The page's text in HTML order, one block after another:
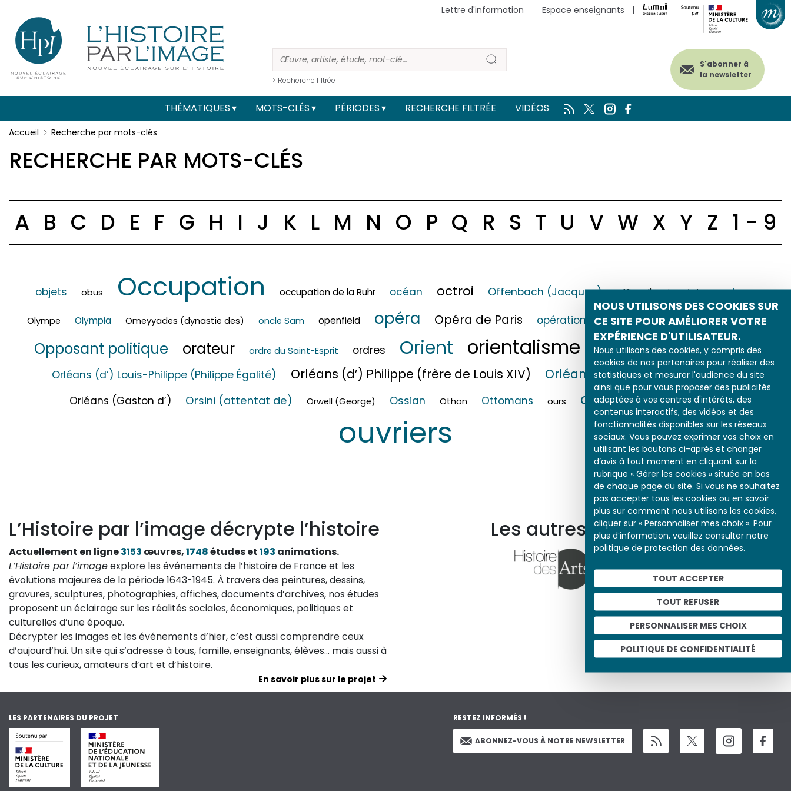
NOUS UTILISONS DES COOKIES SUR
CE SITE POUR AMÉLIORER VOTRE
EXPÉRIENCE D'UTILISATEUR.
Nous utilisons des cookies, y compris des
cookies de nos partenaires pour réaliser des
statistiques et mesurer l'audience du site
ainsi que pour vous proposer des publicités
adaptées à vos centres d'intérêts, des
contenus interactifs, des vidéos et des
fonctionnalités disponibles sur les réseaux
sociaux. Vous pouvez exprimer vos choix en
utilisant les boutons ci-après et changer
d’avis à tout moment en cliquant sur la
rubrique « Gérer les cookies » située en bas
de chaque page du site. Si vous ne souhaitez
pas accepter tous les cookies ou en savoir
plus sur comment nous utilisons les cookies,
cliquer sur « Personnaliser mes choix ». Pour
plus d’information, veuillez consulter notre
politique de protection des données.
TOUT ACCEPTER
TOUT REFUSER
PERSONNALISER MES CHOIX
POLITIQUE DE CONFIDENTIALITÉ
> Recherche filtrée
Menu
secondaire
(header)
Lettre d'information Espace enseignants
S'abonner à
la newsletter
Main
navigation
THÉMATIQUES MOTS-CLÉS PÉRIODES RECHERCHE FILTRÉE VIDÉOS
Accueil Recherche par mots-clés
RECHERCHE PAR MOTS-CLÉS
A B C D E F G H I J K L M N O P Q R S T U V W X Y Z 1 - 9
objets obus Occupation occupation de la Ruhr océan octroi Offenbach (Jacques) office d'Ancien régime oiseau
Olympe Olympia Omeyyades (dynastie des) oncle Sam openfield opéra Opéra de Paris opération 'Dynamo'
opinion publique
Opposant politique
orateur ordre du Saint-Esprit ordres Orient orientalisme Orléans Orléans (d’)
Orléans (d’) Louis-Philippe (Philippe Égalité) Orléans (d’) Philippe (frère de Louis XIV) Orléans (d’) Philippe (le Régent)
Orléans (Gaston d’) Orsini (attentat de) Orwell (George) Ossian Othon Ottomans ours outre-mer ouvrier
ouvriers
L’Histoire par l’image décrypte l’histoire
Actuellement en ligne3153 œuvres,1748études et193 animations.
L’Histoire par l’imageexplore les événements de l’histoire de France et les
évolutions majeures de la période 1643-1945. À travers des peintures, dessins,
gravures, sculptures, photographies, affiches, documents d’archives, nos études
proposent un éclairage sur les réalités sociales, économiques, politiques et
culturelles d’une époque.
Décrypter les images et les événements d’hier, c’est aussi comprendre ceux
d’aujourd’hui. Un site qui s’adresse à tous, famille, enseignants, élèves… mais aussi à
tous les curieux, amateurs d’art et d’histoire.
En savoir plus sur le projet
Les autres ressources
LES PARTENAIRES DU PROJET RESTEZ INFORMÉS !
ABONNEZ-VOUS À NOTRE NEWSLETTER